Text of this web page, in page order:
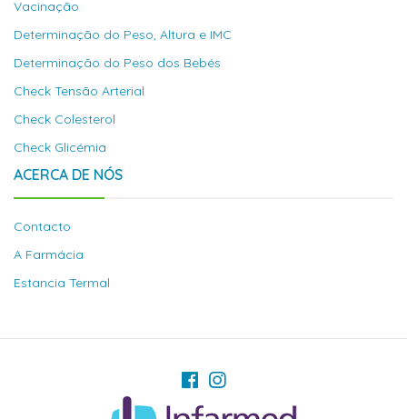
Vacinação
Determinação do Peso, Altura e IMC
Determinação do Peso dos Bebés
Check Tensão Arterial
Check Colesterol
Check Glicémia
ACERCA DE NÓS
Contacto
A Farmácia
Estancia Termal